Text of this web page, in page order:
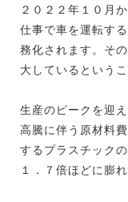
２０２２年１０月
仕事で車を運転す
務化されます。そ
大しているというこ
生産のピークを迎
高騰に伴う原材料
するプラスチック
１．７倍ほどに膨